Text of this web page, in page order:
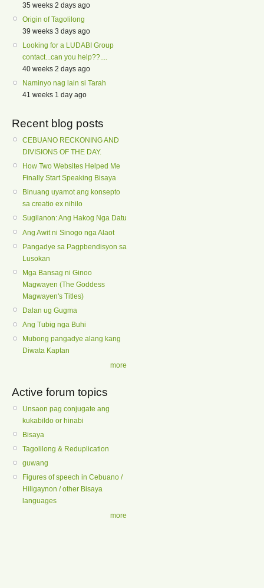
35 weeks 2 days ago
Origin of Tagolilong
39 weeks 3 days ago
Looking for a LUDABI Group
contact...can you help??....
40 weeks 2 days ago
Naminyo nag lain si Tarah
41 weeks 1 day ago
Recent blog posts
CEBUANO RECKONING AND
DIVISIONS OF THE DAY.
How Two Websites Helped Me
Finally Start Speaking Bisaya
Binuang uyamot ang konsepto
sa creatio ex nihilo
Sugilanon: Ang Hakog Nga Datu
Ang Awit ni Sinogo nga Alaot
Pangadye sa Pagpbendisyon sa
Lusokan
Mga Bansag ni Ginoo
Magwayen (The Goddess
Magwayen's Titles)
Dalan ug Gugma
Ang Tubig nga Buhi
Mubong pangadye alang kang
Diwata Kaptan
more
Active forum topics
Unsaon pag conjugate ang
kukabildo or hinabi
Bisaya
Tagolilong & Reduplication
guwang
Figures of speech in Cebuano /
Hiligaynon / other Bisaya
languages
more